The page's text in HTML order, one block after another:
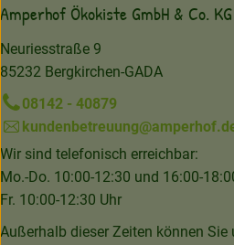
Amperhof Ökokiste GmbH & Co. KG
Neuriesstraße 9
85232 Bergkirchen-GADA
08142 - 40879
Wir sind telefonisch erreichbar:
Mo.-Do. 10:00-12:30 und 16:00-
Fr. 10:00-12:30 Uhr
Außerhalb dieser Zeiten können